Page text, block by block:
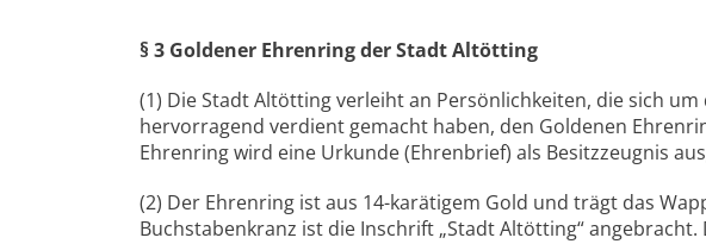
§ 3 Goldener Ehrenring der Stadt Altötting
(1) Die Stadt Altötting verleiht an Persönlichkeiten, die sich
hervorragend verdient gemacht haben, den Goldenen
Ehrenring wird eine Urkunde (Ehrenbrief) als Besitzzeugnis
(2) Der Ehrenring ist aus 14-karätigem Gold und trägt das
Buchstabenkranz ist die Inschrift „Stadt Altötting“